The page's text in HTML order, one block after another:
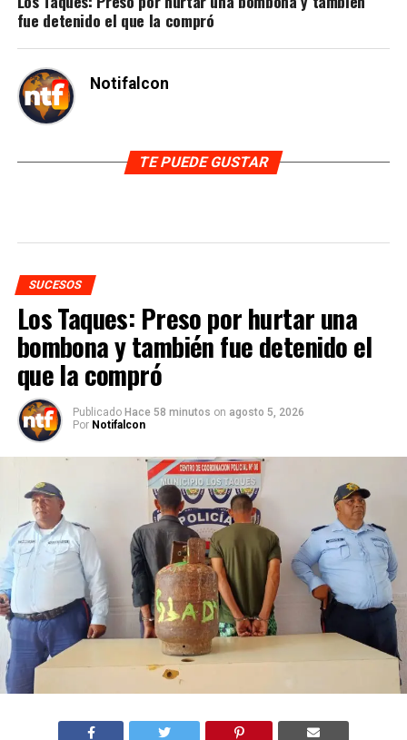
fue detenido el que la compró
Notifalcon
TE PUEDE GUSTAR
SUCESOS
Los Taques: Preso por hurtar una
bombona y también fue detenido el
que la compró
Publicado Hace 58 minutos on agosto 5, 2026
Por Notifalcon